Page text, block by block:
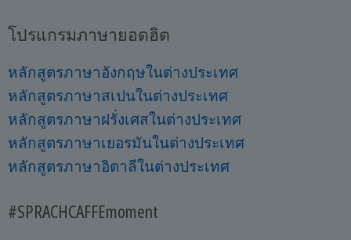
โปรแกรมภาษายอดฮิต
หลักสูตรภาษาอังกฤษในต่างประเทศ
หลักสูตรภาษาสเปนในต่างประเทศ
หลักสูตรภาษาฝรั่งเศสในต่างประเทศ
หลักสูตรภาษาเยอรมันในต่างประเทศ
หลักสูตรภาษาอิตาลีในต่างประเทศ
#SPRACHCAFFEmoment